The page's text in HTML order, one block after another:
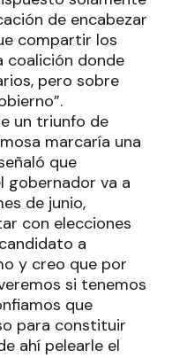
de encabezar
compartir los
coalición donde
pero sobre
un triunfo de
marcaría una
que
gobernador va a
de junio,
con elecciones
a
y creo que por
si tenemos
que
para constituir
ahí pelearle el